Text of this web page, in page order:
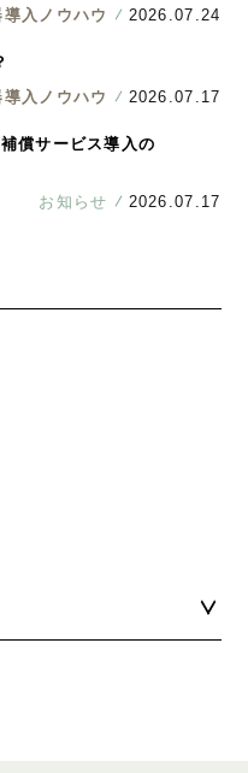
導入ノウハウ
2026.07.24
導入ノウハウ
2026.07.17
償サービス導入の
お知らせ
2026.07.17